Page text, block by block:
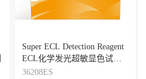
Super ECL Detection Reagent
ECL化学发光超敏显色试剂
盒
36208ES